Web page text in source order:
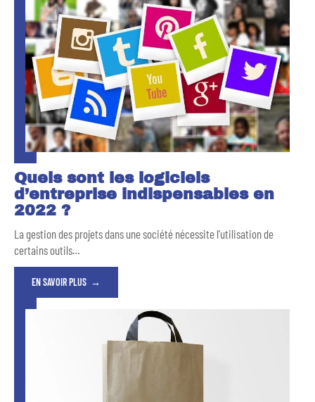
Quels sont les logiciels
d’entreprise indispensables en
2022 ?
La gestion des projets dans une société nécessite l’utilisation de
certains outils…
EN SAVOIR PLUS